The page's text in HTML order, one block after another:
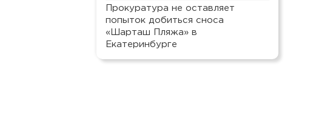
Прокуратура не оставляет
попыток добиться сноса
«Шарташ Пляжа» в
Екатеринбурге